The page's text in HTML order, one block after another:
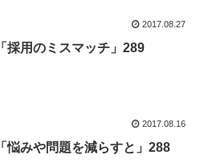
2017.08.27
「採用のミスマッチ」289
2017.08.16
「悩みや問題を減らすと」288